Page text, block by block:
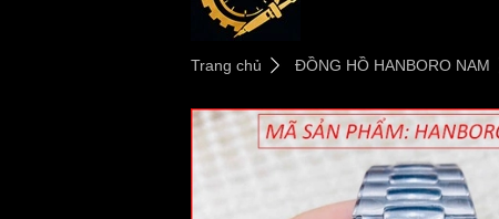
Trang chủ ĐỒNG HỒ HANBORO NAM